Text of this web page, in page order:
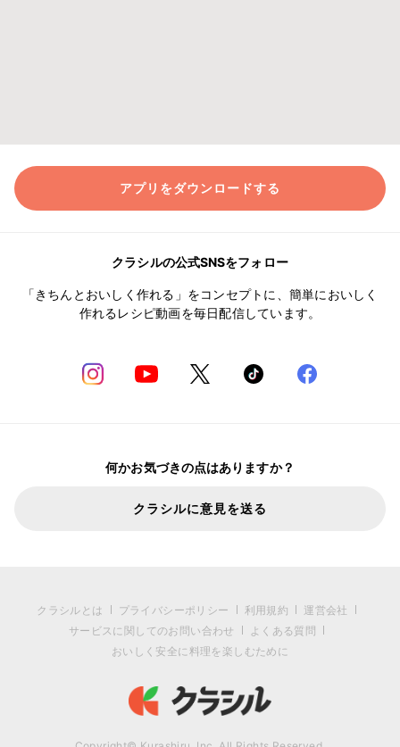
アプリをダウンロードする
クラシルの公式SNSをフォロー
「きちんとおいしく作れる」をコンセプトに、簡単においしく
作れるレシピ動画を毎日配信しています。
何かお気づきの点はありますか？
クラシルに意見を送る
クラシルとは プライバシーポリシー 利用規約
運営会社
サービスに関してのお問い合わせ
よくある質問
おいしく安全に料理を楽しむために